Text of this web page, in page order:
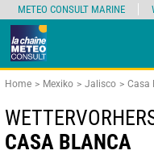
Home Mexiko Jalisco Casa
CASA BLANCA
METEO CONSULT MARINE